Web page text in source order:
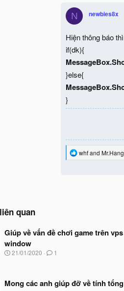
N newbies8x
Hiện thông báo
if(dk){
}else{
}
R
whfand Mr.Hang
quan
Giúp về vấn đề chơi game trên vps
window
N
b
21/01/2020 1
Mong các anh giúp đỡ về tính